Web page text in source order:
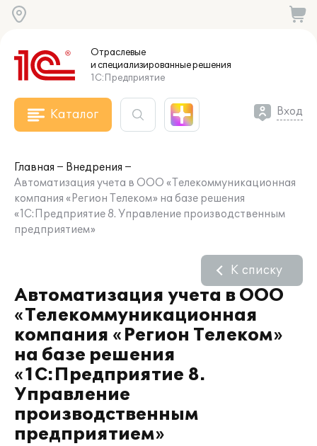
Отраслевые
и специализированныерешения
1С:Предприятие
Каталог Вход
Главная
Внедрения
Автоматизация учета в ООО «Телекоммуникационная
компания «Регион Телеком» на базе решения
«1С:Предприятие 8. Управление производственным
предприятием»
Автоматизация учета в ООО
«Телекоммуникационная
компания «Регион Телеком»
на базе решения
«1С:Предприятие 8.
Управление
производственным
предприятием»
К списку